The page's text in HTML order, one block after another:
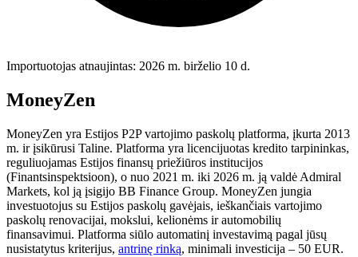
Importuotojas atnaujintas: 2026 m. birželio 10 d.
MoneyZen
MoneyZen yra Estijos P2P vartojimo paskolų platforma, įkurta 2013
m. ir įsikūrusi Taline. Platforma yra licencijuotas kredito tarpininkas,
reguliuojamas Estijos finansų priežiūros institucijos
(Finantsinspektsioon), o nuo 2021 m. iki 2026 m. ją valdė Admiral
Markets, kol ją įsigijo BB Finance Group. MoneyZen jungia
investuotojus su Estijos paskolų gavėjais, ieškančiais vartojimo
paskolų renovacijai, mokslui, kelionėms ir automobilių
finansavimui. Platforma siūlo automatinį investavimą pagal jūsų
nusistatytus kriterijus, antrinę rinką, minimali investicija – 50 EUR.